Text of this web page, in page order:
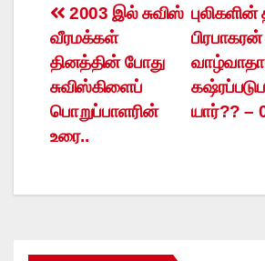
Post
navigation
யார்?? –
2003 இல் சுவிஸ்
வீரமக்கள்
தினத்தின் போது
சுவிஸ்கிளைப்
பொறுப்பாளரின்
உரை..